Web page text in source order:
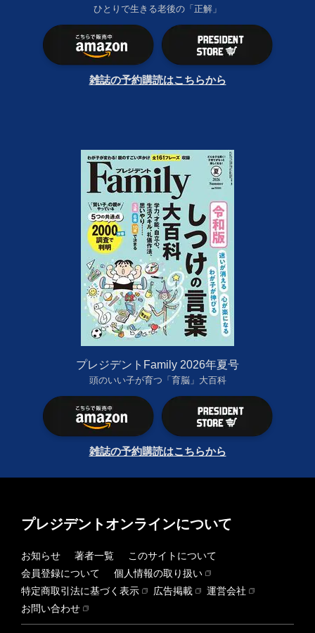
ひとりで生きる老後の「正解」
雑誌の予約購読はこちらから
プレジデントFamily 2026年夏号
頭のいい子が育つ「育脳」大百科
雑誌の予約購読はこちらから
プレジデントオンラインについて
お知らせ 著者一覧
このサイトについて
会員登録について
個人情報の取り扱い
特定商取引法に基づく表示
広告掲載
運営会社
お問い合わせ